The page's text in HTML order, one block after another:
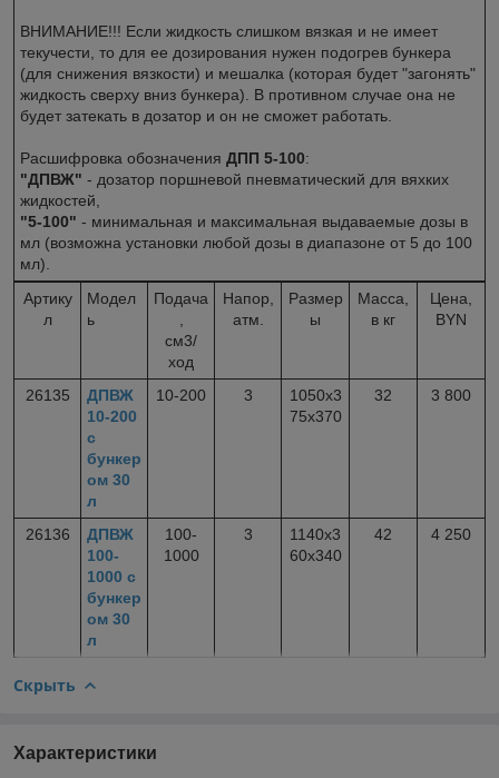
ВНИМАНИЕ!!! Если жидкость слишком вязкая и не имеет
текучести, то для ее дозирования нужен подогрев бункера
(для снижения вязкости) и мешалка (которая будет "загонять"
жидкость сверху вниз бункера). В противном случае она не
будет затекать в дозатор и он не сможет работать.
Расшифровка обозначения ДПП 5-100:
"ДПВЖ" - дозатор поршневой пневматический для вяхких
жидкостей,
"5-100" - минимальная и максимальная выдаваемые дозы в
мл (возможна установки любой дозы в диапазоне от 5 до 100
мл).
Артику
л
Модел
ь
Подача
см3/
ход
Напор,
атм.
Размер
ы
Масса,
в кг
Цена,
BYN
26135
ДПВЖ
10-200
с
бункер
ом 30
л
10-200 3
1050х3
75х370
32 3 800
26136
ДПВЖ
100-
1000 с
бункер
ом 30
л
100-
1000
3
1140х3
60х340
42 4 250
Скрыть
Характеристики